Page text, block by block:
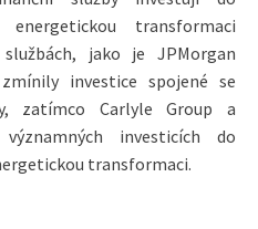
transformaci
jako je JPMorgan
investice spojené se
zatímco Carlyle Group a
investicích do
transformaci.